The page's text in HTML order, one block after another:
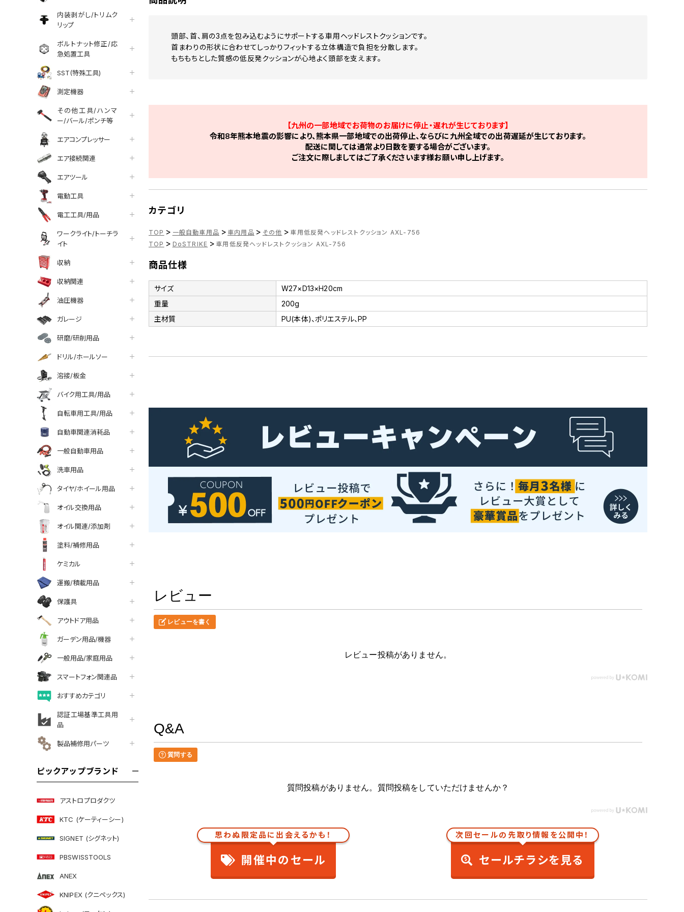
内装剥がし/トリムク
リップ
ボルトナット修正/応
急処置工具
SST(特殊工具)
測定機器
その他工具/ハンマ
ー/バール/ポンチ等
エアコンプレッサー
エア接続関連
エアツール
電動工具
電工工具/用品
ワークライト/トーチラ
イト
収納
収納関連
油圧機器
ガレージ
研磨/研削用品
ドリル/ホールソー
溶接/板金
バイク用工具/用品
自転車用工具/用品
自動車関連消耗品
一般自動車用品
洗車用品
タイヤ/ホイール用品
オイル交換用品
オイル関連/添加剤
塗料/補修用品
ケミカル
運搬/積載用品
保護具
アウトドア用品
ガーデン用品/機器
一般用品/家庭用品
スマートフォン関連品
おすすめカテゴリ
認証工場基準工具用
品
製品補修用パーツ
ピックアップブランド
アストロプロダクツ
KTC (ケーティーシー)
SIGNET (シグネット)
PBSWISSTOOLS
ANEX
KNIPEX (クニペックス)
頭部、首、肩の3点を包み込むようにサポートする車用ヘッドレストクッションです。
首まわりの形状に合わせてしっかりフィットする立体構造で負担を分散します。
もちもちとした質感の低反発クッションが心地よく頭部を支えます。
【九州の一部地域でお荷物のお届けに停止・遅れが生じております】
令和8年熊本地震の影響により、熊本県一部地域での出荷停止、ならびに九州全域での出荷遅延が生じております。
配送に関しては通常より日数を要する場合がございます。
ご注文に際しましてはご了承くださいます様お願い申し上げます。
カテゴリ
TOP > 一般自動車用品 > 車内用品 > その他 > 車用低反発ヘッドレストクッション AXL-756
TOP > DoSTRIKE > 車用低反発ヘッドレストクッション AXL-756
商品仕様
サイズ
W27×D13×H20cm
重量
200g
主材質
PU(本体)、ポリエステル、PP
レビュー
レビューを書く
レビュー投稿がありません。
Q&A
質問する
質問投稿がありません。質問投稿をしていただけませんか？
思わぬ限定品に出会えるかも！
開催中のセール
次回セールの先取り情報を公開中！
セールチラシを見る